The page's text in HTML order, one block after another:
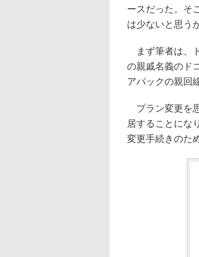
ースだった。そ
は少ないと思う
まず筆者は、
の親戚名義のド
アパックの親回
プラン変更を
居することにな
変更手続きのた